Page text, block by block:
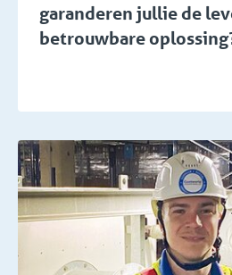
garanderen jullie de
betrouwbare